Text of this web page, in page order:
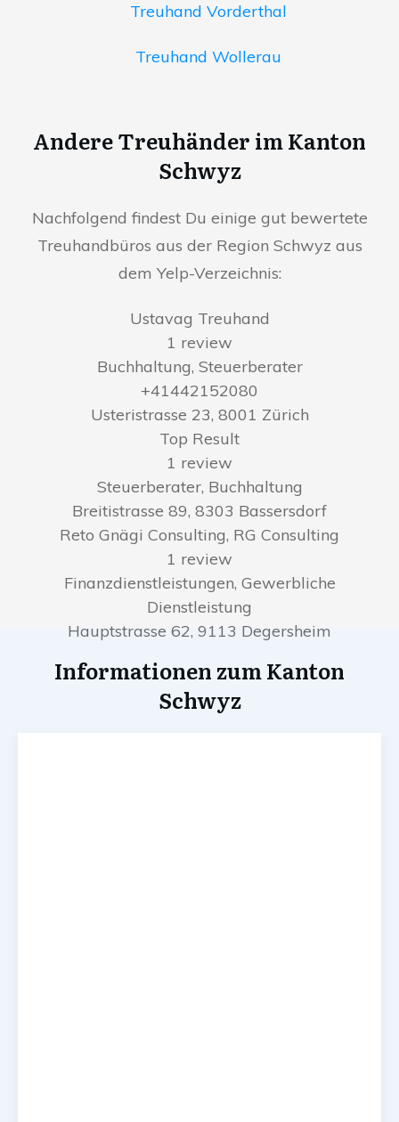
Treuhand Vorderthal
Treuhand Wollerau
Andere Treuhänder im Kanton
Schwyz
Nachfolgend findest Du einige gut bewertete
Treuhandbüros aus der Region Schwyz aus
dem Yelp-Verzeichnis:
Ustavag Treuhand
1 review
Buchhaltung, Steuerberater
+41442152080
Usteristrasse 23, 8001 Zürich
Top Result
1 review
Steuerberater, Buchhaltung
Breitistrasse 89, 8303 Bassersdorf
Reto Gnägi Consulting, RG Consulting
1 review
Finanzdienstleistungen, Gewerbliche
Dienstleistung
Hauptstrasse 62, 9113 Degersheim
Informationen zum Kanton
Schwyz